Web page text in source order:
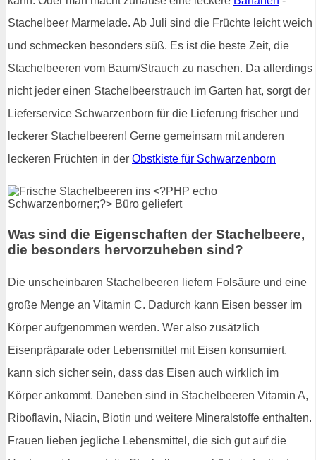
Stachelbeer Marmelade. Ab Juli sind die Früchte leicht weich
und schmecken besonders süß. Es ist die beste Zeit, die
Stachelbeeren vom Baum/Strauch zu naschen. Da allerdings
nicht jeder einen Stachelbeerstrauch im Garten hat, sorgt der
Lieferservice Schwarzenborn für die Lieferung frischer und
leckerer Stachelbeeren! Gerne gemeinsam mit anderen
leckeren Früchten in der Obstkiste für Schwarzenborn
Was sind die Eigenschaften der Stachelbeere,
die besonders hervorzuheben sind?
Die unscheinbaren Stachelbeeren liefern Folsäure und eine
große Menge an Vitamin C. Dadurch kann Eisen besser im
Körper aufgenommen werden. Wer also zusätzlich
Eisenpräparate oder Lebensmittel mit Eisen konsumiert,
kann sich sicher sein, dass das Eisen auch wirklich im
Körper ankommt. Daneben sind in Stachelbeeren Vitamin A,
Riboflavin, Niacin, Biotin und weitere Mineralstoffe enthalten.
Frauen lieben jegliche Lebensmittel, die sich gut auf die